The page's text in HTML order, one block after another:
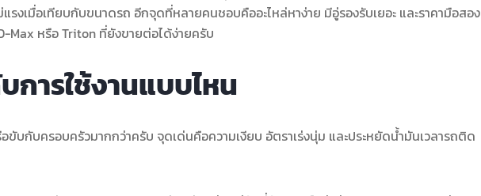
รงเมื่อเทียบกับขนาดรถ อีกจุดที่หลายคนชอบคืออะไหล่หาง่าย มีอู่รองรับเยอะ และราคามือสอง
Max หรือ Triton ที่ยังขายต่อได้ง่ายครับ
การใช้งานแบบไหน
ขับกับครอบครัวมากกว่าครับ จุดเด่นคือความเงียบ อัตราเร่งนุ่ม และประหยัดน้ำมันเวลารถติด